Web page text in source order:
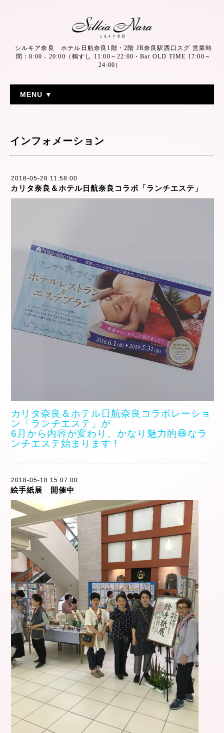
シルキア奈良 ホテル日航奈良1階・2階 JR奈良駅西口スグ 営業時
間：8:00 - 20:00（鶴すし 11:00～22:00・Bar OLD TIME 17:00～
24:00）
MENU ▼
インフォメーション
2018-05-28 11:58:00
カリタ奈良＆ホテル日航奈良コラボ「ランチエステ」
カリタ奈良＆ホテル日航奈良コラボレーショ
ン「ランチエステ」が
6月から内容が変わり、かなり魅力的😆なラ
ンチエステ始まります！
2018-05-18 15:07:00
絵手紙展 開催中